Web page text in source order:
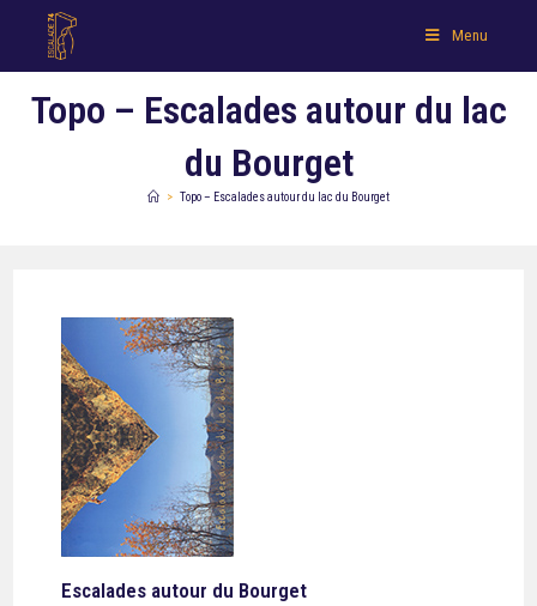
Menu
Topo – Escalades autour du lac
du Bourget
> Topo – Escalades autour du lac du Bourget
Escalades autour du Bourget